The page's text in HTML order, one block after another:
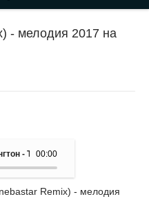
- мелодия 2017 на
00:00
- Thunder (Snebastar Remix)
Remix) - мелодия